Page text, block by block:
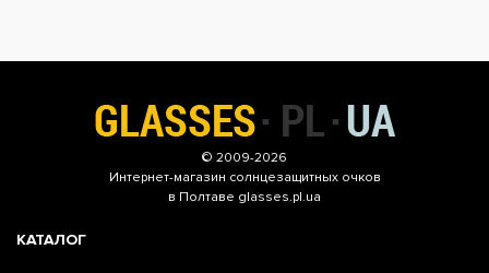
© 2009-2026
Интернет-магазин солнцезащитных очков
в Полтаве glasses.pl.ua
КАТАЛОГ